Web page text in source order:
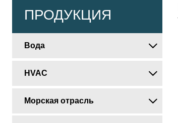
ПРОДУКЦИЯ
Вода 
HVAC 
Морская отрасль 